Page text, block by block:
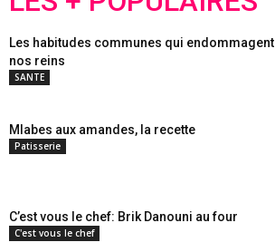
Les habitudes communes qui endommagent
nos reins
SANTE
Mlabes aux amandes, la recette
Patisserie
C’est vous le chef: Brik Danouni au four
C'est vous le chef